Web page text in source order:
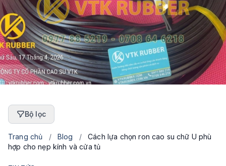
Bộ lọc
Trang chủ / Blog /
Cách lựa chọn ron cao su chữ U phù
hợp cho nẹp kính và cửa tủ